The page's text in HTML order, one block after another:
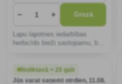
− + Grozā
Lapu lapotnes iedarbības
herbicīds bieži sastopamu, bet
Noliktavā > 20 gab
Jūs varat saņemt otrdien, 11.08.